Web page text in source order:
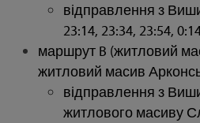
відправлення з
23:14, 23:34, 23:54,
маршрут B (житловий
житловий масив
відправлення з
житлового масиву